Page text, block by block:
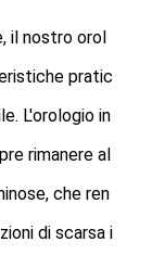
il nostro orol
pratic
L'orologio in
rimanere al
che ren
di scarsa i